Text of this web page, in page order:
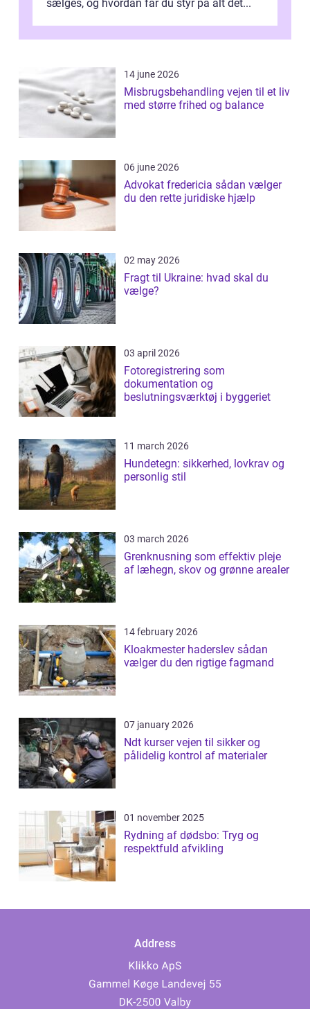
sælges, og hvordan får du styr på alt det...
14 june 2026
Misbrugsbehandling vejen til et liv
med større frihed og balance
06 june 2026
Advokat fredericia sådan vælger
du den rette juridiske hjælp
02 may 2026
Fragt til Ukraine: hvad skal du
vælge?
03 april 2026
Fotoregistrering som
dokumentation og
beslutningsværktøj i byggeriet
11 march 2026
Hundetegn: sikkerhed, lovkrav og
personlig stil
03 march 2026
Grenknusning som effektiv pleje
af læhegn, skov og grønne arealer
14 february 2026
Kloakmester haderslev sådan
vælger du den rigtige fagmand
07 january 2026
Ndt kurser vejen til sikker og
pålidelig kontrol af materialer
01 november 2025
Rydning af dødsbo: Tryg og
respektfuld afvikling
Address